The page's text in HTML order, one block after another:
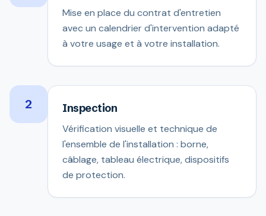
Mise en place du contrat d'entretien
avec un calendrier d'intervention adapté
à votre usage et à votre installation.
2 Inspection
Vérification visuelle et technique de
l'ensemble de l'installation : borne,
câblage, tableau électrique, dispositifs
de protection.